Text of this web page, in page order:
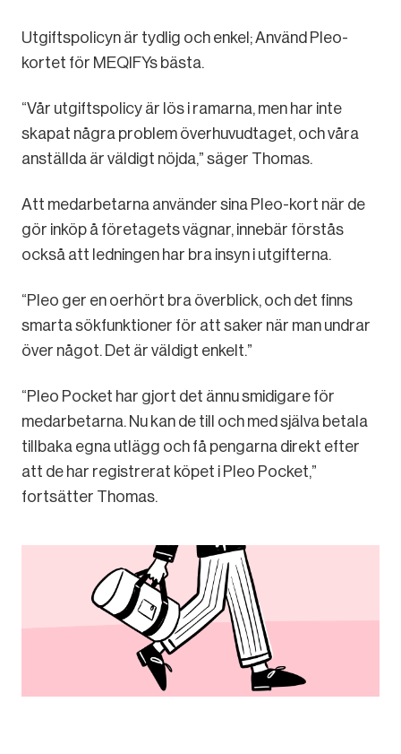
Utgiftspolicyn är tydlig och enkel; Använd Pleo-
kortet för MEQIFYs bästa.
“Vår utgiftspolicy är lös i ramarna, men har inte
skapat några problem överhuvudtaget, och våra
anställda är väldigt nöjda,” säger Thomas.
Att medarbetarna använder sina Pleo-kort när de
gör inköp å företagets vägnar, innebär förstås
också att ledningen har bra insyn i utgifterna.
“Pleo ger en oerhört bra överblick, och det finns
smarta sökfunktioner för att saker när man undrar
över något. Det är väldigt enkelt.”
“Pleo Pocket har gjort det ännu smidigare för
medarbetarna. Nu kan de till och med själva betala
tillbaka egna utlägg och få pengarna direkt efter
att de har registrerat köpet i Pleo Pocket,”
fortsätter Thomas.